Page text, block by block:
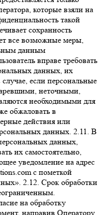
которые взяли на
такой
сохранность
все возможные меры,
данным
вправе требовать
данных, их
если персональные
неточными,
необходимыми для
обжаловать в
действия или
данных. 2.11. В
данных,
их самостоятельно,
уведомление на адрес
с пометкой
2.12. Срок обработки
на обработку
направив Оператору